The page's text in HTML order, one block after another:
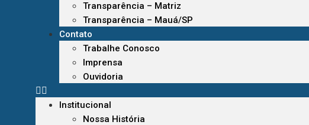
Transparência – Matriz
Transparência – Mauá/SP
Contato
Trabalhe Conosco
Imprensa
Ouvidoria
Institucional
Nossa História